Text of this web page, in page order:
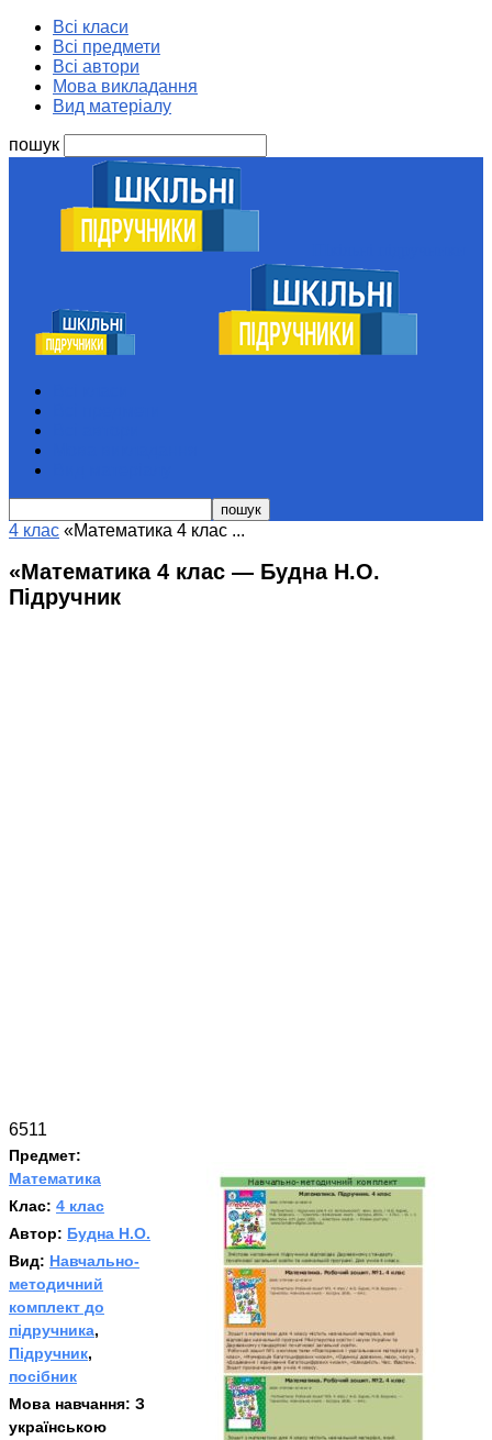
Всі класи
Всі предмети
Всі автори
Мова викладання
Вид матеріалу
пошук
4 клас «Математика 4 клас ...
«Математика 4 клас — Будна Н.О.
Підручник
6511
Предмет:
Математика
Клас: 4 клас
Автор: Будна Н.О.
Вид: Навчально-
методичний
комплект до
підручника,
Підручник,
посібник
Мова навчання: З
українською